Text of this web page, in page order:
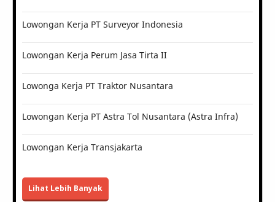
Lowongan Kerja PT Surveyor Indonesia
Lowongan Kerja Perum Jasa Tirta II
Lowonga Kerja PT Traktor Nusantara
Lowongan Kerja PT Astra Tol Nusantara (Astra Infra)
Lowongan Kerja Transjakarta
Lihat Lebih Banyak